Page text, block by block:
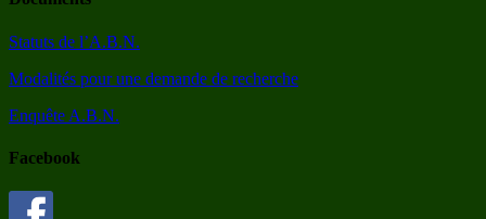
Statuts de l’A.B.N.
Modalités pour une demande de recherche
Enquête A.B.N.
Facebook